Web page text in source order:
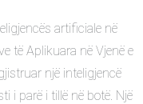
artificiale në
të Aplikuara në Vjenë e
një inteligjencë
i parë i tillë në botë. Një